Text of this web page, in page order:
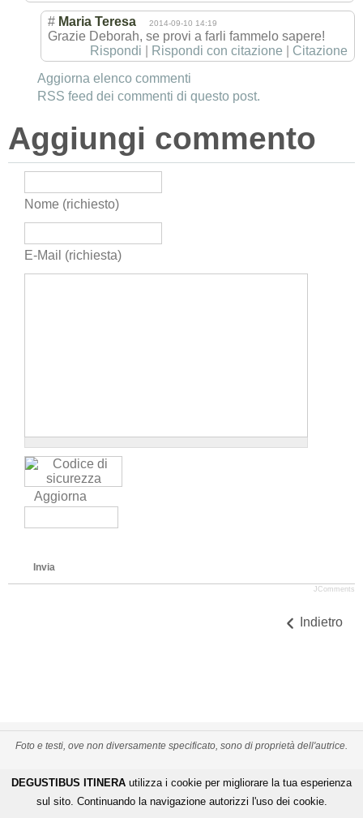
# Maria Teresa 2014-09-10 14:19
Grazie Deborah, se provi a farli fammelo sapere!
Rispondi
Rispondi con citazione
Citazione
Aggiorna elenco commenti
RSS feed dei commenti di questo post.
Aggiungi commento
Nome (richiesto)
E-Mail (richiesta)
Aggiorna
Invia
JComments
Indietro
Foto e testi, ove non diversamente specificato, sono di proprietà dell'autrice.
PRIVACY POLICY-CREDITS -MAPPA DEL SITO
De Gustibus Itinera - Copyright © All Rights Reserved
DEGUSTIBUS ITINERA utilizza i cookie per migliorare la tua esperienza
sul sito. Continuando la navigazione autorizzi l'uso dei cookie.